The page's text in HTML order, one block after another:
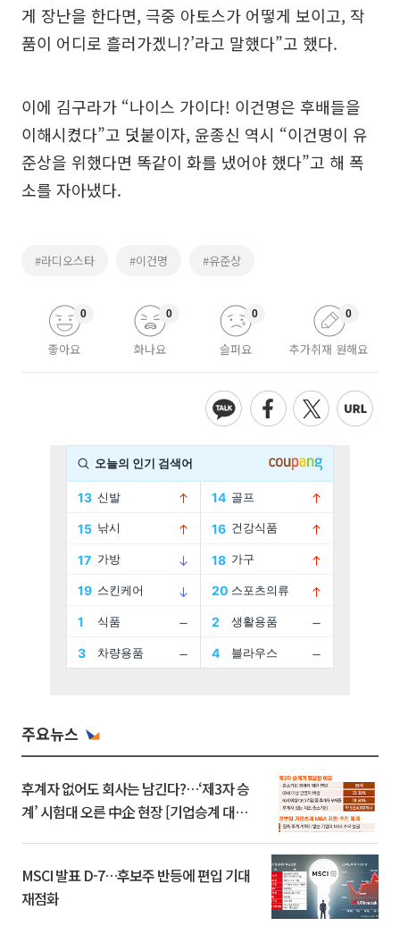
게 장난을 한다면, 극중 아토스가 어떻게 보이고, 작
품이 어디로 흘러가겠니?’라고 말했다”고 했다.
이에 김구라가 “나이스 가이다! 이건명은 후배들을
이해시켰다”고 덧붙이자, 윤종신 역시 “이건명이 유
준상을 위했다면 똑같이 화를 냈어야 했다”고 해 폭
소를 자아냈다.
#라디오스타 #이건명 #유준상
좋아요
0
화나요
0
슬퍼요
0
추가취재 원해요
0
주요뉴스
후계자 없어도 회사는 남긴다?…‘제3자 승
계’ 시험대 오른 中企 현장 [기업승계 대전
MSCI 발표 D-7…후보주 반등에 편입 기대
재점화